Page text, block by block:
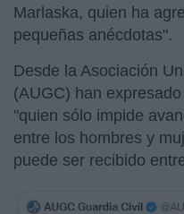
Marlaska, quien ha
pequeñas anécdotas".
Desde la Asociación
(AUGC) han
"quien sólo impide
entre los hombres y
puede ser recibido